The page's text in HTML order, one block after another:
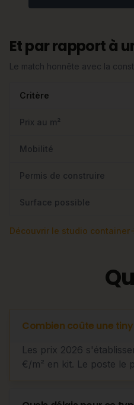
Et par rapport à
Le match honnête avec la
Critère
Prix au m²
Mobilité
Permis de construire
Surface possible
Découvrir le studio container
Combien coûte une
Les prix 2026
€/m² en kit. Le poste le